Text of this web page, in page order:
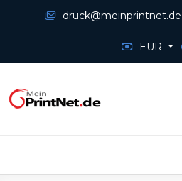
druck@meinprintnet.de
EUR